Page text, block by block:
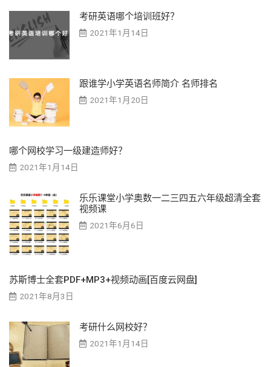
考研英语哪个培训班好？
2021年1月14日
跟谁学小学英语名师简介 名师排名
2021年1月20日
哪个网校学习一级建造师好？
2021年1月14日
乐乐课堂小学奥数一二三四五六年级超清全套
视频课
2021年6月6日
苏斯博士全套PDF+MP3+视频动画[百度云网盘]
2021年8月3日
考研什么网校好？
2021年1月14日